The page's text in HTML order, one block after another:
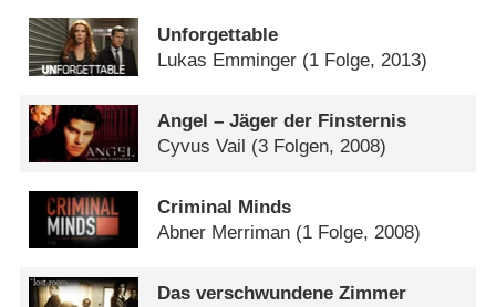
Unforgettable
Lukas Emminger (1 Folge, 2013)
Angel – Jäger der Finsternis
Cyvus Vail (3 Folgen, 2008)
Criminal Minds
Abner Merriman (1 Folge, 2008)
Das verschwundene Zimmer